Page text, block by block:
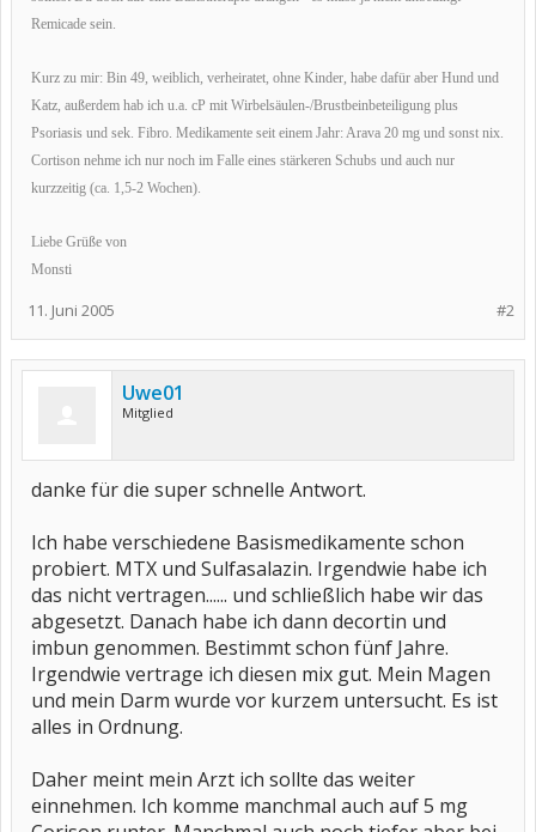
Remicade sein.
Kurz zu mir: Bin 49, weiblich, verheiratet, ohne Kinder, habe dafür aber Hund und
Katz, außerdem hab ich u.a. cP mit Wirbelsäulen-/Brustbeinbeteiligung plus
Psoriasis und sek. Fibro. Medikamente seit einem Jahr: Arava 20 mg und sonst nix.
Cortison nehme ich nur noch im Falle eines stärkeren Schubs und auch nur
kurzzeitig (ca. 1,5-2 Wochen).
Liebe Grüße von
Monsti
#2
11. Juni 2005
Uwe01
Mitglied
danke für die super schnelle Antwort.
Ich habe verschiedene Basismedikamente schon
probiert. MTX und Sulfasalazin. Irgendwie habe ich
das nicht vertragen...... und schließlich habe wir das
abgesetzt. Danach habe ich dann decortin und
imbun genommen. Bestimmt schon fünf Jahre.
Irgendwie vertrage ich diesen mix gut. Mein Magen
und mein Darm wurde vor kurzem untersucht. Es ist
alles in Ordnung.
Daher meint mein Arzt ich sollte das weiter
einnehmen. Ich komme manchmal auch auf 5 mg